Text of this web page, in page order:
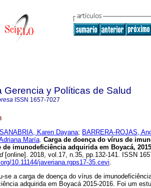
Gerencia y Políticas de Salud
ISSN 1657-7027
Karen Dayana; BARRERA-ROJAS,
María. Carga de doença do vírus de
de imunodeficiência adquirida em Boyacá,
[online]. 2018, vol.17, n.35, pp.132-141. ISSN
10.11144/javeriana.rgps17-35.cevi.
se a carga de doença do vírus de
adquirida em Boyacá 2015-2016. Foi um